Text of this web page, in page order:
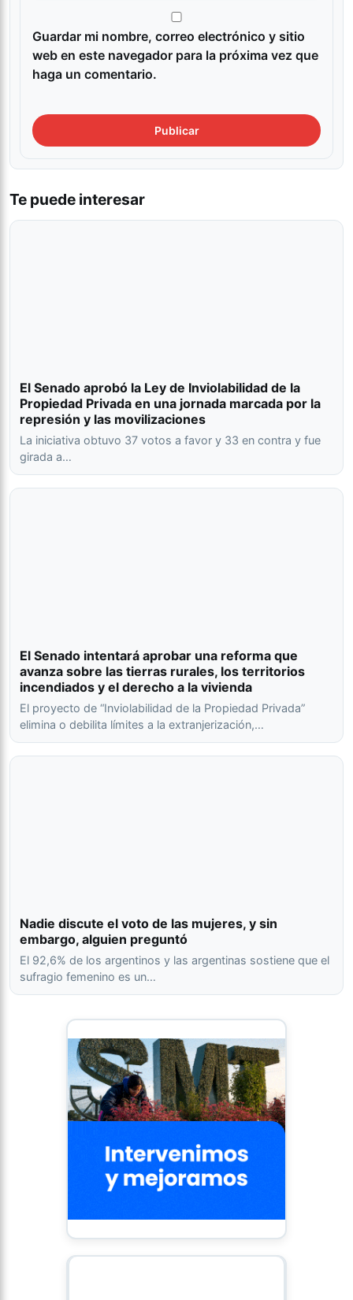
Guardar mi nombre, correo electrónico y sitio
web en este navegador para la próxima vez que
haga un comentario.
Te puede interesar
El Senado aprobó la Ley de Inviolabilidad de la
Propiedad Privada en una jornada marcada por la
represión y las movilizaciones
La iniciativa obtuvo 37 votos a favor y 33 en contra y fue
girada a…
El Senado intentará aprobar una reforma que
avanza sobre las tierras rurales, los territorios
incendiados y el derecho a la vivienda
El proyecto de “Inviolabilidad de la Propiedad Privada”
elimina o debilita límites a la extranjerización,…
Nadie discute el voto de las mujeres, y sin
embargo, alguien preguntó
El 92,6% de los argentinos y las argentinas sostiene que el
sufragio femenino es un…